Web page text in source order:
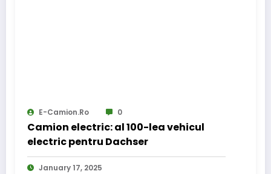
E-Camion.ro 0
Camion electric: al 100-lea vehicul
electric pentru Dachser
January 17, 2025